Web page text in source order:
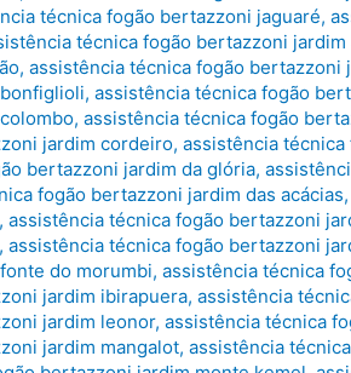
técnica fogão bertazzoni jaguaré,
técnica fogão bertazzoni jardim
, assistência técnica fogão bertazzoni
, assistência técnica fogão
, assistência técnica fogão
jardim cordeiro, assistência
bertazzoni jardim da glória,
fogão bertazzoni jardim das acácias,
, assistência técnica fogão bertazzoni
, assistência técnica fogão bertazzoni
do morumbi, assistência técnica
jardim ibirapuera, assistência
jardim leonor, assistência técnica
jardim mangalot, assistência